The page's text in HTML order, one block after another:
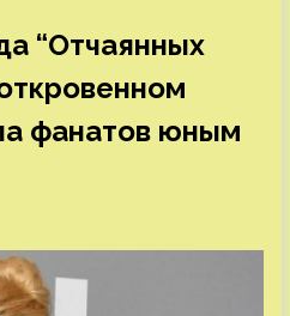
“Отчаянных
фанатов юным